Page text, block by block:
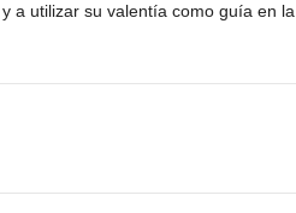
a utilizar su valentía como guía en la